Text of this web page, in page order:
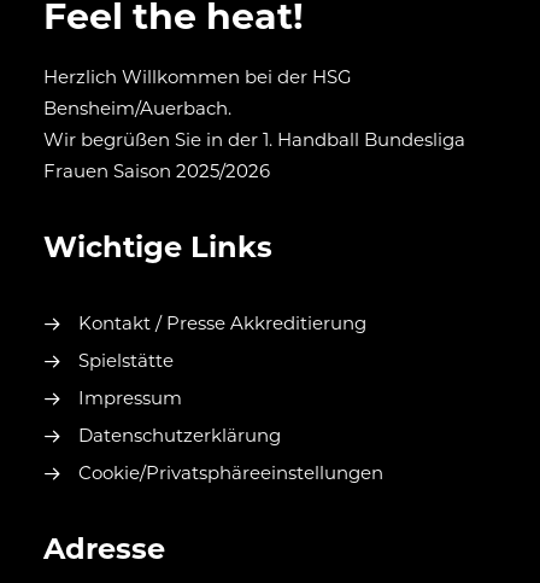
Feel the heat!
Herzlich Willkommen bei der HSG
Bensheim/Auerbach.
Wir begrüßen Sie in der 1. Handball Bundesliga
Frauen Saison 2025/2026
Wichtige Links
Kontakt / Presse Akkreditierung
Spielstätte
Impressum
Datenschutzerklärung
Cookie/Privatsphäreeinstellungen
Adresse